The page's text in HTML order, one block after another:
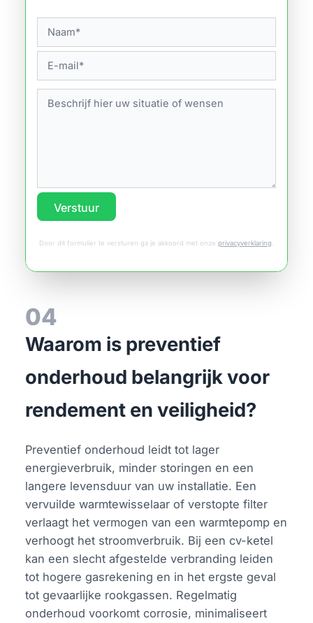
Verstuur
Door dit formulier te versturen ga je akkoord met onze privacyverklaring.
04
Waarom is preventief
onderhoud belangrijk voor
rendement en veiligheid?
Preventief onderhoud leidt tot lager
energieverbruik, minder storingen en een
langere levensduur van uw installatie. Een
vervuilde warmtewisselaar of verstopte filter
verlaagt het vermogen van een warmtepomp en
verhoogt het stroomverbruik. Bij een cv-ketel
kan een slecht afgestelde verbranding leiden
tot hogere gasrekening en in het ergste geval
tot gevaarlijke rookgassen. Regelmatig
onderhoud voorkomt corrosie, minimaliseert